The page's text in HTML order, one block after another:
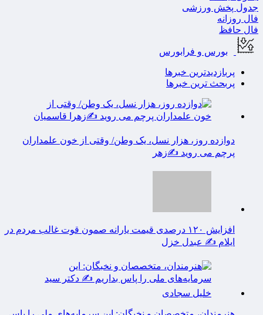
جدول پخش ورزشی
فال روزانه
فال حافظ
بورس و فرابورس
پربازدیدترین خبرها
پربحث ترین خبرها
دوازده روز، هزار نسل، یک وطن/ وقتی از خون علمداران
پرچم می روید ✍️زهر
افزایش ۱۲۰ درصدی قیمت یارانه صمون قوت غالب مردم در
ایلام ✍️ عبدل خزل
هنرمندان، متخصصان و نخبگان: این سرمایه‌های ملی را پاس
بداریم ✍️ دکتر